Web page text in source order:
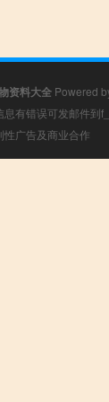
资料大全 Powered
有错误可发邮件
广告及商业合作